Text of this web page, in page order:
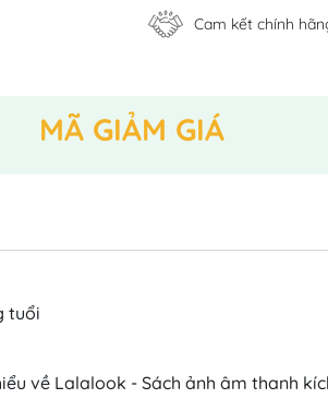
Cam kết chính
MÃ GIẢM GIÁ
tuổi
về Lalalook - Sách ảnh âm thanh